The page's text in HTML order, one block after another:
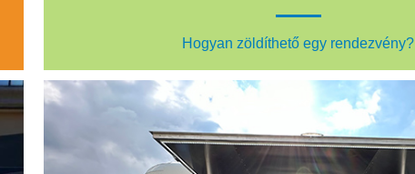
Hogyan zöldíthető egy rendezvény?